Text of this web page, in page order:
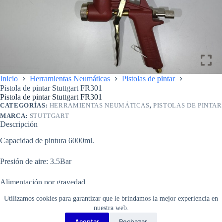
Utilizamos cookies para garantizar que le brindamos la mejor experiencia en
nuestra web.
Inicio Herramientas Neumáticas
Pistolas de pintar
Pistola de pintar Stuttgart FR301
Pistola de pintar Stuttgart FR301
CATEGORÍAS: HERRAMIENTAS NEUMÁTICAS,PISTOLAS DE PINTAR
MARCA: STUTTGART
Descripción
Capacidad de pintura 6000ml.
Presión de aire: 3.5Bar
Alimentación por gravedad.
Incluye: accesorios de limpieza.